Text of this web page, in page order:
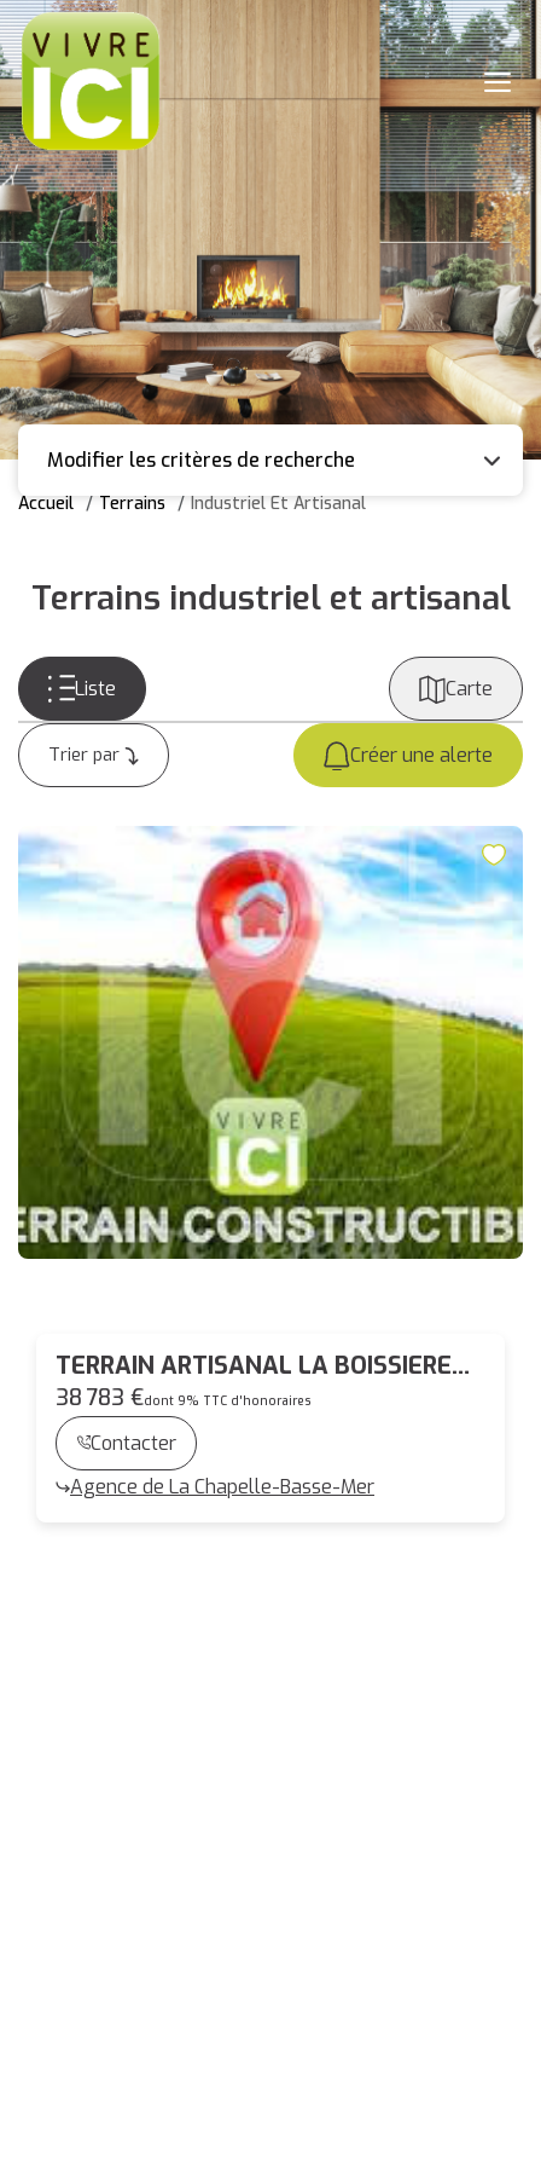
Modifier les critères de recherche
Accueil Terrains Industriel Et Artisanal
Terrains industriel et artisanal
Créer une alerte
Liste Carte
TERRAIN ARTISANAL LA BOISSIERE
DU DORE
38 783 €dont 9% TTC d'honoraires
Contacter
Agence de La Chapelle-Basse-Mer